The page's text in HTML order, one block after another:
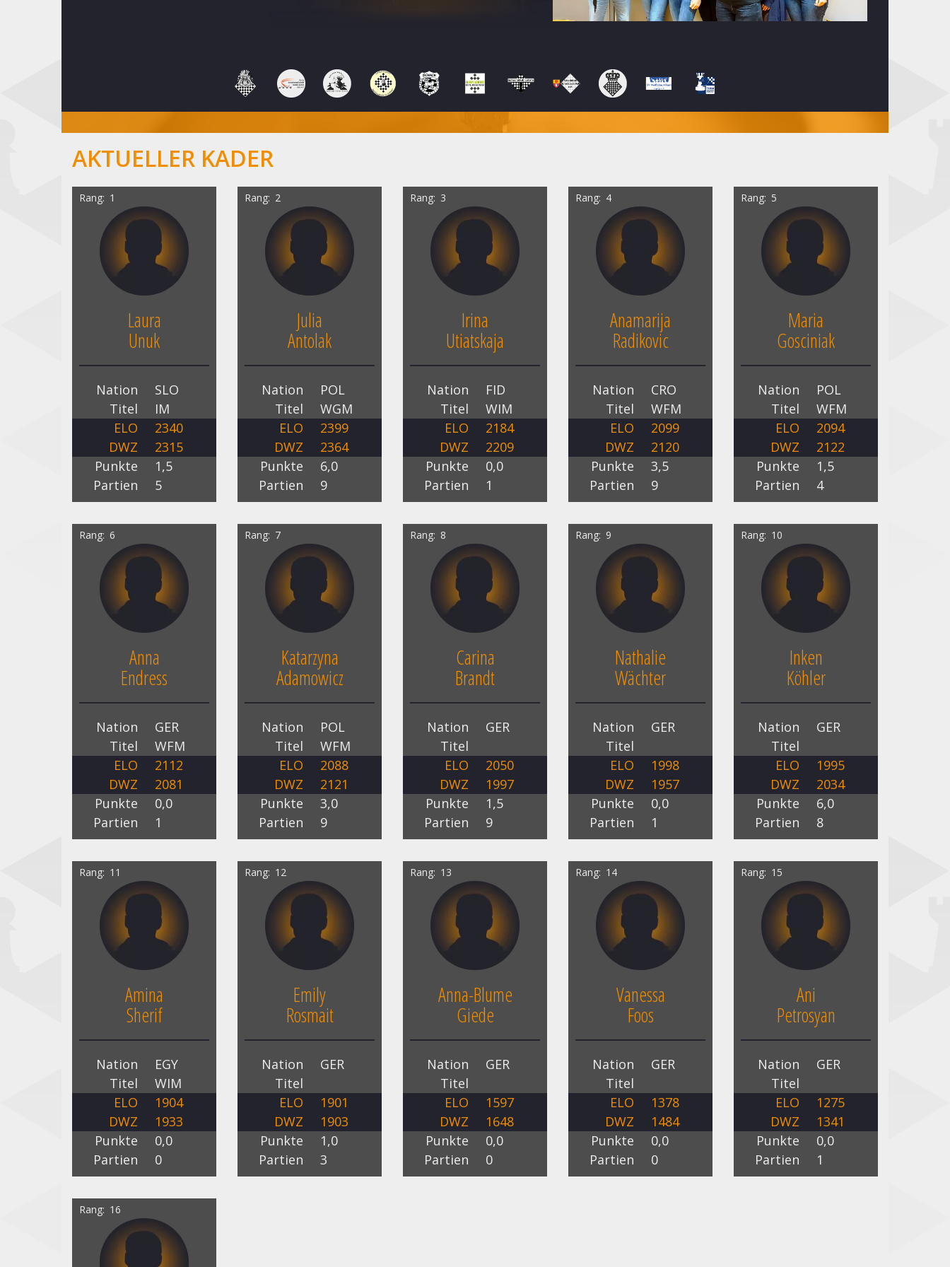
AKTUELLER KADER
Rang 1
Laura
Unuk
Nation
SLO
Titel
IM
ELO
2340
DWZ
2315
Punkte
1,5
Partien
5
Rang 2
Julia
Antolak
Nation
POL
Titel
WGM
ELO
2399
DWZ
2364
Punkte
6,0
Partien
9
Rang 3
Irina
Utiatskaja
Nation
FID
Titel
WIM
ELO
2184
DWZ
2209
Punkte
0,0
Partien
1
Rang 4
Anamarija
Radikovic
Nation
CRO
Titel
WFM
ELO
2099
DWZ
2120
Punkte
3,5
Partien
9
Rang 5
Maria
Gosciniak
Nation
POL
Titel
WFM
ELO
2094
DWZ
2122
Punkte
1,5
Partien
4
Rang 6
Anna
Endress
Nation
GER
Titel
WFM
ELO
2112
DWZ
2081
Punkte
0,0
Partien
1
Rang 7
Katarzyna
Adamowicz
Nation
POL
Titel
WFM
ELO
2088
DWZ
2121
Punkte
3,0
Partien
9
Rang 8
Carina
Brandt
Nation
GER
Titel
ELO
2050
DWZ
1997
Punkte
1,5
Partien
9
Rang 9
Nathalie
Wächter
Nation
GER
Titel
ELO
1998
DWZ
1957
Punkte
0,0
Partien
1
Rang 10
Inken
Köhler
Nation
GER
Titel
ELO
1995
DWZ
2034
Punkte
6,0
Partien
8
Rang 11
Amina
Sherif
Nation
EGY
Titel
WIM
ELO
1904
DWZ
1933
Punkte
0,0
Partien
0
Rang 12
Emily
Rosmait
Nation
GER
Titel
ELO
1901
DWZ
1903
Punkte
1,0
Partien
3
Rang 13
Anna-Blume
Giede
Nation
GER
Titel
ELO
1597
DWZ
1648
Punkte
0,0
Partien
0
Rang 14
Vanessa
Foos
Nation
GER
Titel
ELO
1378
DWZ
1484
Punkte
0,0
Partien
0
Rang 15
Ani
Petrosyan
Nation
GER
Titel
ELO
1275
DWZ
1341
Punkte
0,0
Partien
1
Rang 16